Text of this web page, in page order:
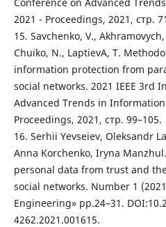
2021 - Proceedings, 2021, стр.
15. Savchenko, V.,
Chuiko, N., LaptievA, T.
information protection from
social networks. 2021 IEEE 3rd
Advanced Trends in Information
Proceedings, 2021, стр. 99–105.
16. Serhii Yevseiev, Oleksandr
Anna Korchenko, Іryna
personal data from trust and
social networks. Number 1
Engineering» pp.24–31.
4262.2021.001615.